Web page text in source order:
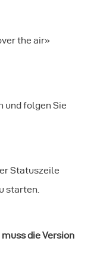
the air»
und folgen Sie
Statuszeile
starten.
die Version